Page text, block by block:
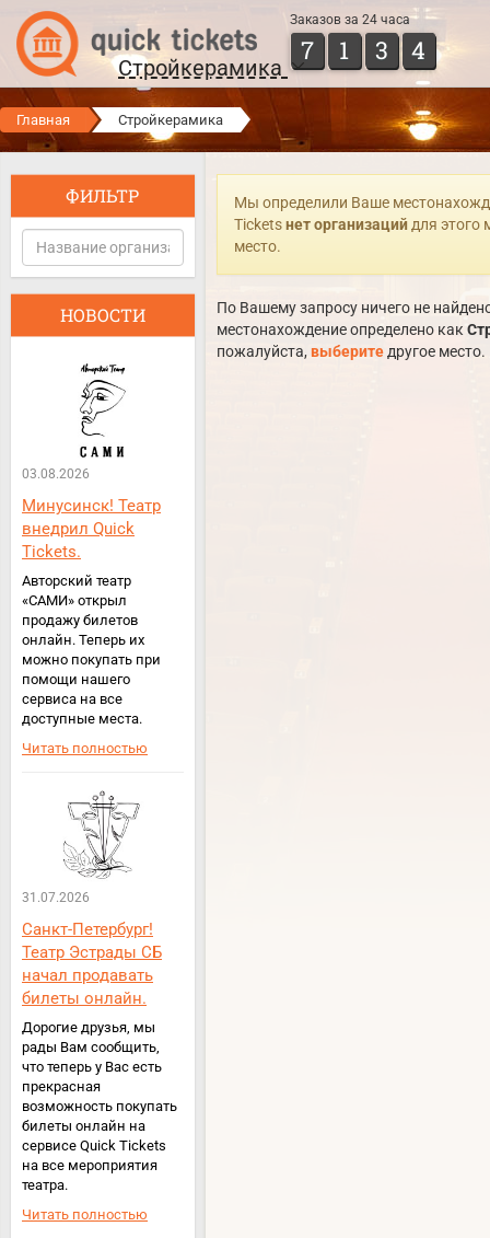
Стройкерамика
Заказов за 24 часа
7 1 3 4
Главная Стройкерамика
ФИЛЬТР
НОВОСТИ
03.08.2026
Минусинск! Театр
внедрил Quick
Tickets.
Авторский театр
«САМИ» открыл
продажу билетов
онлайн. Теперь их
можно покупать при
помощи нашего
сервиса на все
доступные места.
Читать полностью
31.07.2026
Санкт-Петербург!
Театр Эстрады СБ
начал продавать
билеты онлайн.
Дорогие друзья, мы
рады Вам сообщить,
что теперь у Вас есть
прекрасная
возможность покупать
билеты онлайн на
сервисе Quick Tickets
на все мероприятия
театра.
Читать полностью
Мы определили Ваше
Ticketsнет организацийдля этого
место.
По Вашему запросу ничего не
местонахождение определено как
пожалуйста, выберитедругое место.